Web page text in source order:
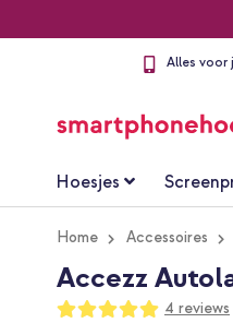
Alles
Hoesjes
Home Accessoires
Accezz
Waardering:
100
100
4 reviews